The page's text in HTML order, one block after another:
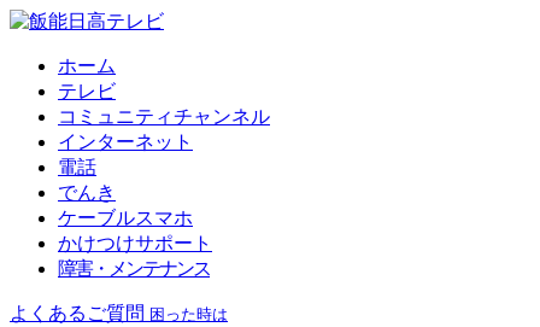
ホーム
テレビ
コミュニティチャンネル
インターネット
電話
でんき
ケーブルスマホ
かけつけサポート
障害・メンテナンス
よくあるご質問 困った時は